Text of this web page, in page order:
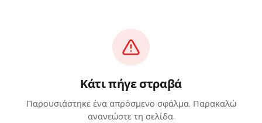
Κάτι πήγε στραβά
Παρουσιάστηκε ένα απρόσμενο σφάλμα. Παρακαλώ
ανανεώστε τη σελίδα.